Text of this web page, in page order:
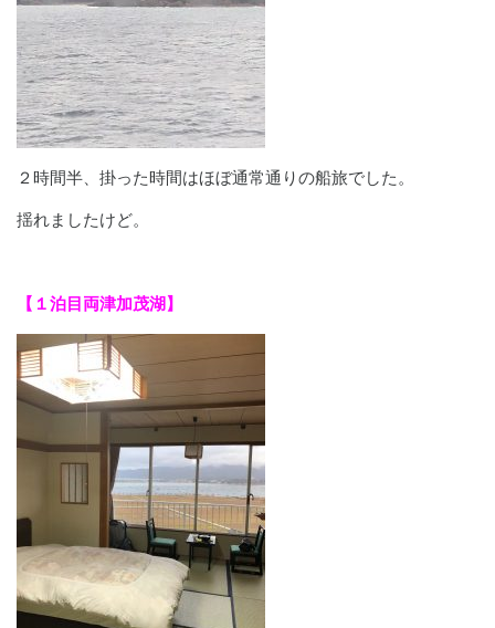
２時間半、掛った時間はほぼ通常通りの船旅でした。
揺れましたけど。
【１泊目両津加茂湖】